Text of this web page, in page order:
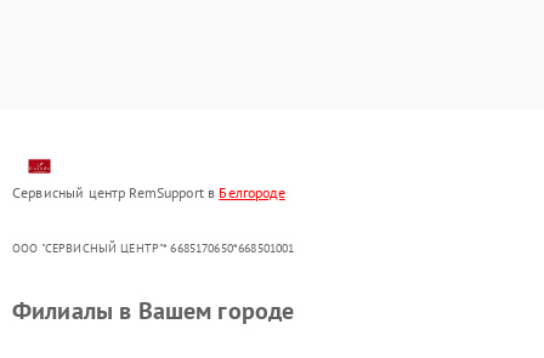
Сервисный центр RemSupport в Белгороде
ООО "СЕРВИСНЫЙ ЦЕНТР"* 6685170650*668501001
Филиалы в Вашем городе